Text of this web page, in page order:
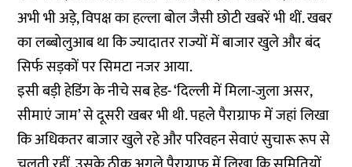
अभी भी अड़े, विपक्ष का हल्ला बोल जैसी छोटी खबरें भी थीं. खबर
का लब्बोलुआब था कि ज्यादातर राज्यों में बाजार खुले और बंद
सिर्फ सड़कों पर सिमटा नजर आया.
इसी बड़ी हेडिंग के नीचे सब हेड- ‘दिल्ली में मिला-जुला असर,
सीमाएं जाम’ से दूसरी खबर भी थी. पहले पैराग्राफ में जहां लिखा
कि अधिकतर बाजार खुले रहे और परिवहन सेवाएं सुचारू रूप से